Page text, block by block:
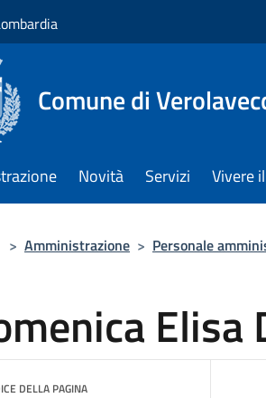
Comune di
Novità Servizi Vivere
> Amministrazione > Personale
Elisa
DELLA PAGINA